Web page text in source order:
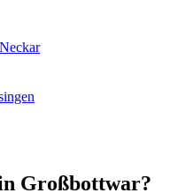
Großbottwar?